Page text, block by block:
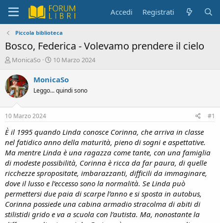
Accedi Registrati
Piccola biblioteca
Bosco, Federica - Volevamo prendere il cielo
C
e
a
t
e
D
s
c
u
s
s
i
n
e
MonicaSo
D
t
d
i
i
o
10 Marzo 2024
MonicaSo
Leggo... quindi sono
10 Marzo 2024 #1
È il 1995 quando Linda conosce Corinna, che arriva in classe
nel fatidico anno della maturità, pieno di sogni e aspettative.
Ma mentre Linda è una ragazza come tante, con una famiglia
di modeste possibilità, Corinna è ricca da far paura, di quelle
ricchezze spropositate, imbarazzanti, difficili da immaginare,
dove il lusso e l’eccesso sono la normalità. Se Linda può
permettersi due paia di scarpe l’anno e si sposta in autobus,
Corinna possiede una cabina armadio stracolma di abiti di
stilistidi grido e va a scuola con l’autista. Ma, nonostante la